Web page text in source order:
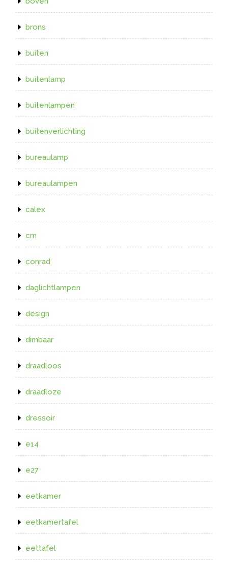
brons
buiten
buitenlamp
buitenlampen
buitenverlichting
bureaulamp
bureaulampen
calex
cm
conrad
daglichtlampen
design
dimbaar
draadloos
draadloze
dressoir
e14
e27
eetkamer
eetkamertafel
eettafel